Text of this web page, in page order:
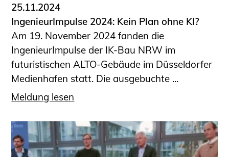
25.11.2024
IngenieurImpulse 2024: Kein Plan ohne KI?
Am 19. November 2024 fanden die
IngenieurImpulse der IK-Bau NRW im
futuristischen ALTO-Gebäude im Düsseldorfer
Medienhafen statt. Die ausgebuchte ...
Meldung lesen